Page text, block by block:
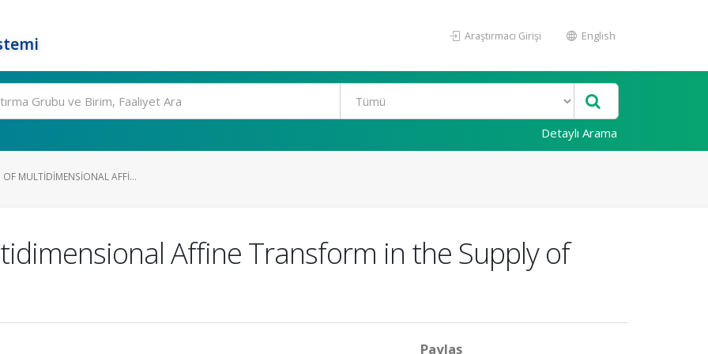
Araştırmacı Girişi English
Detaylı Arama
MULTIDIMENSIONAL AFFI...
Affine Transform in the Supply of
Paylaş